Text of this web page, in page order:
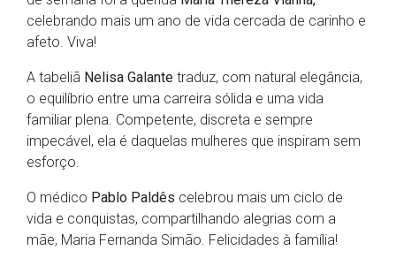
celebrando mais um ano de vida cercada de carinho e
afeto. Viva!
A tabeliã Nelisa Galante traduz, com natural elegância,
o equilíbrio entre uma carreira sólida e uma vida
familiar plena. Competente, discreta e sempre
impecável, ela é daquelas mulheres que inspiram sem
esforço.
O médico Pablo Paldês celebrou mais um ciclo de
vida e conquistas, compartilhando alegrias com a
mãe, Maria Fernanda Simão. Felicidades à família!